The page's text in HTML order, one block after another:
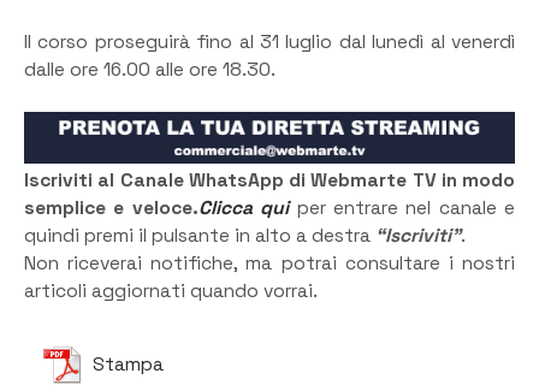
Il corso proseguirà fino al 31 luglio dal lunedì al venerdì
dalle ore 16.00 alle ore 18.30.
Iscriviti al Canale WhatsApp di Webmarte TV in modo
semplice e veloce.Clicca quiper entrare nel canale e
quindi premi il pulsante in alto a destra “Iscriviti”.
Non riceverai notifiche, ma potrai consultare i nostri
articoli aggiornati quando vorrai.
Stampa